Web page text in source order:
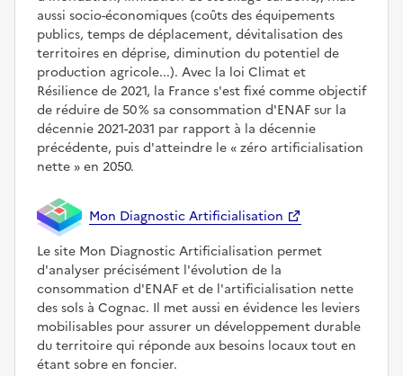
aussi socio-économiques (coûts des équipements
publics, temps de déplacement, dévitalisation des
territoires en déprise, diminution du potentiel de
production agricole...). Avec la loi Climat et
Résilience de 2021, la France s'est fixé comme objectif
de réduire de 50 % sa consommation d'ENAF sur la
décennie 2021-2031 par rapport à la décennie
précédente, puis d'atteindre le
zéro artificialisation
nette
en 2050.
Mon Diagnostic Artificialisation
Le site Mon Diagnostic Artificialisation permet
d'analyser précisément l'évolution de la
consommation d'ENAF et de l'artificialisation nette
des sols à Cognac. Il met aussi en évidence les leviers
mobilisables pour assurer un développement durable
du territoire qui réponde aux besoins locaux tout en
étant sobre en foncier.